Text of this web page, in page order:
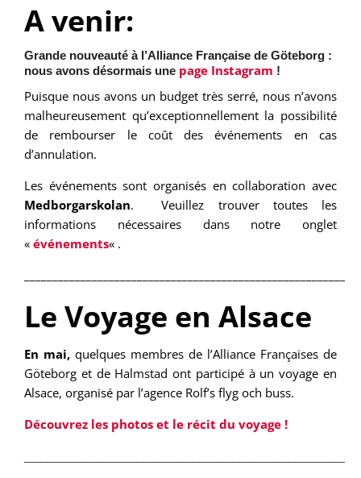
A venir:
Grande nouveauté à l’Alliance Française de Göteborg :
nous avons désormais une page Instagram !
Puisque nous avons un budget très serré, nous n’avons
malheureusement qu’exceptionnellement la possibilité
de rembourser le coût des événements en cas
d’annulation.
Les événements sont organisés en collaboration avec
Medborgarskolan. Veuillez trouver toutes les
informations nécessaires dans notre onglet
« événements« .
Le Voyage en Alsace
En mai, quelques membres de l’Alliance Françaises de
Göteborg et de Halmstad ont participé à un voyage en
Alsace, organisé par l’agence Rolf’s flyg och buss.
Découvrez les photos et le récit du voyage !